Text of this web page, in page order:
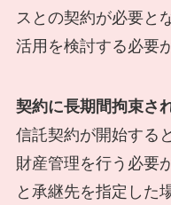
スとの契約が必要と
活用を検討する必要
契約に長期間拘束さ
信託契約が開始する
財産管理を行う必要
と承継先を指定した